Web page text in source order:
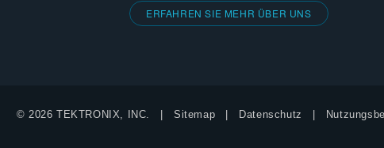
ERFAHREN SIE MEHR ÜBER UNS
© 2026 TEKTRONIX, INC. Sitemap Datenschutz